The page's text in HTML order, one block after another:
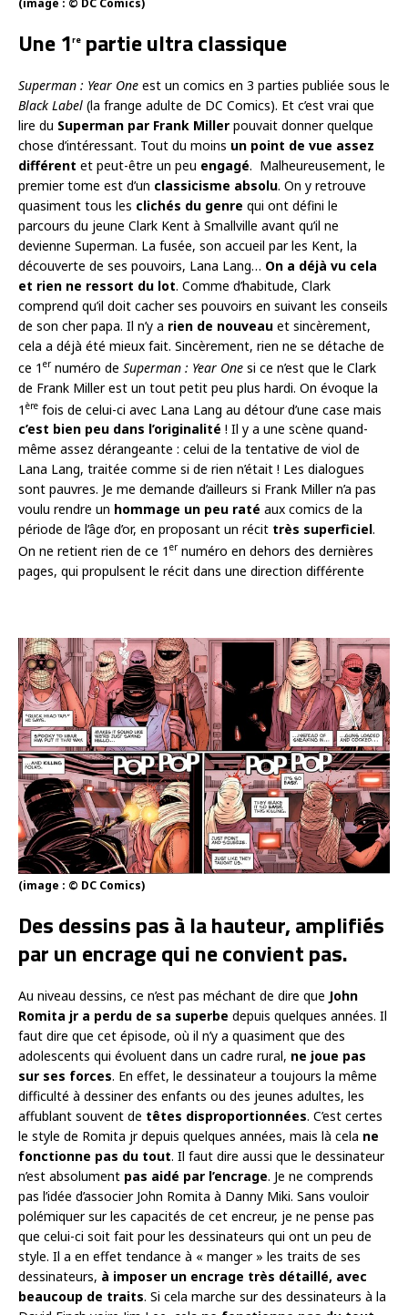
(image : © DC Comics)
Une 1re partie ultra classique
Superman : Year One est un comics en 3 parties publiée sous le
Black Label (la frange adulte de DC Comics). Et c’est vrai que
lire du Superman par Frank Miller pouvait donner quelque
chose d’intéressant. Tout du moins un point de vue assez
différent et peut-être un peu engagé. Malheureusement, le
premier tome est d’un classicisme absolu. On y retrouve
quasiment tous les clichés du genre qui ont défini le
parcours du jeune Clark Kent à Smallville avant qu’il ne
devienne Superman. La fusée, son accueil par les Kent, la
découverte de ses pouvoirs, Lana Lang… On a déjà vu cela
et rien ne ressort du lot. Comme d’habitude, Clark
comprend qu’il doit cacher ses pouvoirs en suivant les conseils
de son cher papa. Il n’y a rien de nouveau et sincèrement,
cela a déjà été mieux fait. Sincèrement, rien ne se détache de
ce 1 ernuméro de Superman : Year One si ce n’est que le Clark
de Frank Miller est un tout petit peu plus hardi. On évoque la
1 ère fois de celui-ci avec Lana Lang au détour d’une case mais
c’est bien peu dans l’originalité ! Il y a une scène quand-
même assez dérangeante : celui de la tentative de viol de
Lana Lang, traitée comme si de rien n’était ! Les dialogues
sont pauvres. Je me demande d’ailleurs si Frank Miller n’a pas
voulu rendre un hommage un peu raté aux comics de la
période de l’âge d’or, en proposant un récit très superficiel.
On ne retient rien de ce 1 ernuméro en dehors des dernières
pages, qui propulsent le récit dans une direction différente
(image : © DC Comics)
Des dessins pas à la hauteur, amplifiés
par un encrage qui ne convient pas.
Au niveau dessins, ce n’est pas méchant de dire que John
Romita jr a perdu de sa superbe depuis quelques années. Il
faut dire que cet épisode, où il n’y a quasiment que des
adolescents qui évoluent dans un cadre rural, ne joue pas
sur ses forces. En effet, le dessinateur a toujours la même
difficulté à dessiner des enfants ou des jeunes adultes, les
affublant souvent de têtes disproportionnées. C’est certes
le style de Romita jr depuis quelques années, mais là cela ne
fonctionne pas du tout. Il faut dire aussi que le dessinateur
n’est absolument pas aidé par l’encrage. Je ne comprends
pas l’idée d’associer John Romita à Danny Miki. Sans vouloir
polémiquer sur les capacités de cet encreur, je ne pense pas
que celui-ci soit fait pour les dessinateurs qui ont un peu de
style. Il a en effet tendance à « manger » les traits de ses
dessinateurs, à imposer un encrage très détaillé, avec
beaucoup de traits. Si cela marche sur des dessinateurs à la